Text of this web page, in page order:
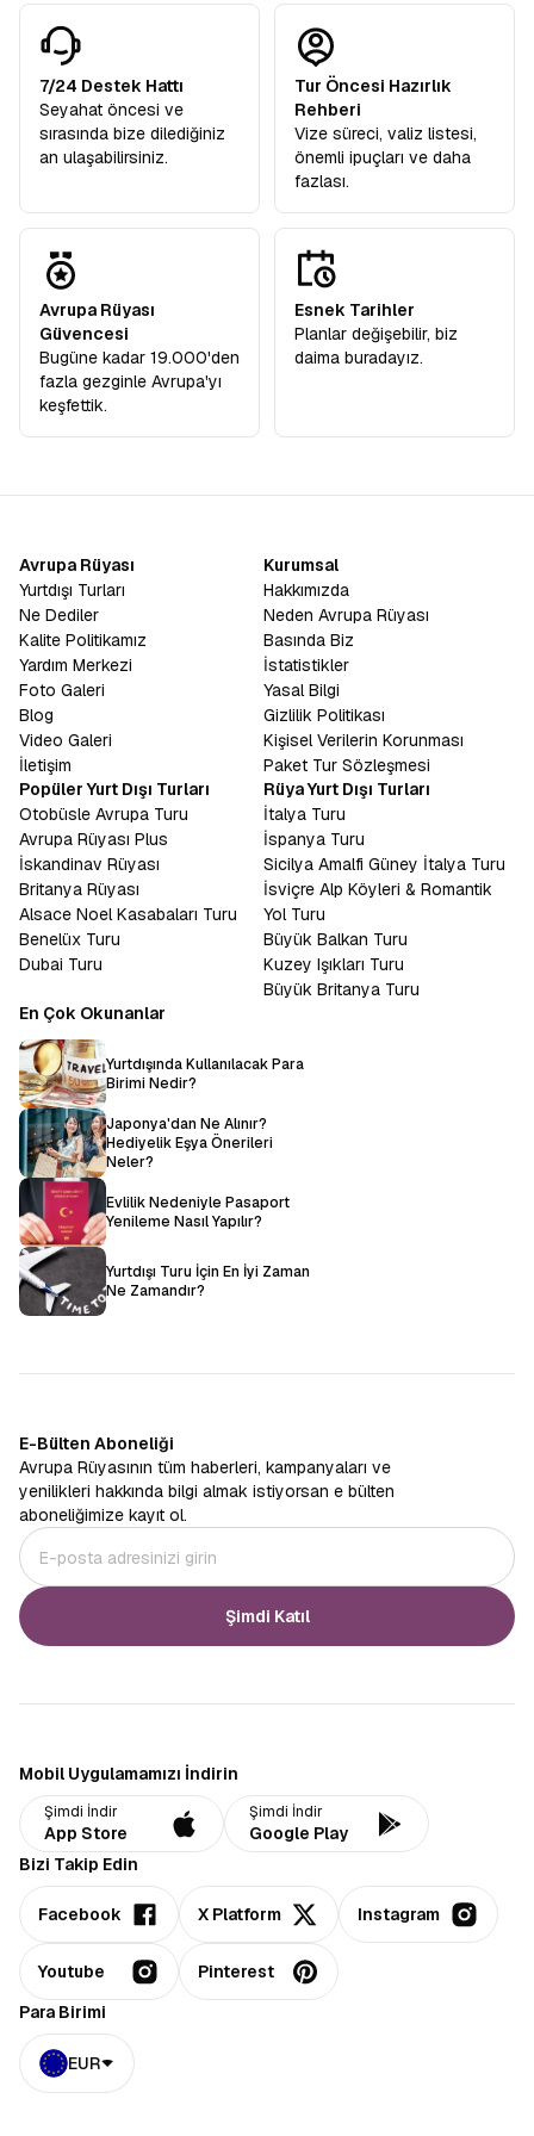
7/24 Destek Hattı
Seyahat öncesi ve
sırasında bize dilediğiniz
an ulaşabilirsiniz.
Tur Öncesi Hazırlık
Rehberi
Vize süreci, valiz listesi,
önemli ipuçları ve daha
fazlası.
Avrupa Rüyası
Güvencesi
Bugüne kadar 19.000'den
fazla gezginle Avrupa'yı
keşfettik.
Esnek Tarihler
Planlar değişebilir, biz
daima buradayız.
Avrupa Rüyası
Yurtdışı Turları
Ne Dediler
Kalite Politikamız
Yardım Merkezi
Foto Galeri
Blog
Video Galeri
İletişim
Kurumsal
Hakkımızda
Neden Avrupa Rüyası
Basında Biz
İstatistikler
Yasal Bilgi
Gizlilik Politikası
Kişisel Verilerin Korunması
Paket Tur Sözleşmesi
Popüler Yurt Dışı Turları
Otobüsle Avrupa Turu
Avrupa Rüyası Plus
İskandinav Rüyası
Britanya Rüyası
Alsace Noel Kasabaları Turu
Benelüx Turu
Dubai Turu
Rüya Yurt Dışı Turları
İtalya Turu
İspanya Turu
Sicilya Amalfi Güney İtalya Turu
İsviçre Alp Köyleri & Romantik
Yol Turu
Büyük Balkan Turu
Kuzey Işıkları Turu
Büyük Britanya Turu
En Çok Okunanlar
Yurtdışında Kullanılacak Para
Birimi Nedir?
Japonya'dan Ne Alınır?
Hediyelik Eşya Önerileri
Neler?
Evlilik Nedeniyle Pasaport
Yenileme Nasıl Yapılır?
Yurtdışı Turu İçin En İyi Zaman
Ne Zamandır?
E-Bülten Aboneliği
Avrupa Rüyasının tüm haberleri, kampanyaları ve
yenilikleri hakkında bilgi almak istiyorsan e bülten
aboneliğimize kayıt ol.
Şimdi Katıl
Mobil Uygulamamızı İndirin
Şimdi İndir
App Store
Şimdi İndir
Google Play
Bizi Takip Edin
Facebook X Platform Instagram
Youtube
Pinterest
Para Birimi
EUR